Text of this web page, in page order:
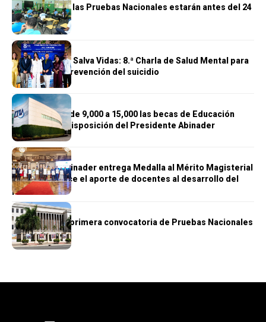
Resultados de las Pruebas Nacionales estarán antes del 24
de julio
EDUCACIÓN
Cuando Hablar Salva Vidas: 8.ª Charla de Salud Mental para
fortalecer la prevención del suicidio
EDUCACIÓN
ITLA aumenta de 9,000 a 15,000 las becas de Educación
Continua por disposición del Presidente Abinader
EDUCACIÓN
Presidente Abinader entrega Medalla al Mérito Magisterial
2026 y reconoce el aporte de docentes al desarrollo del
país
EDUCACIÓN
MINERD inicia primera convocatoria de Pruebas Nacionales
2026